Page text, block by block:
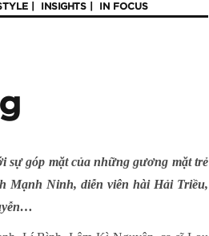
INSIGHTS IN FOCUS
sự góp mặt của những gương mặt trẻ
Mạnh Ninh, diễn viên hài Hải Triều,